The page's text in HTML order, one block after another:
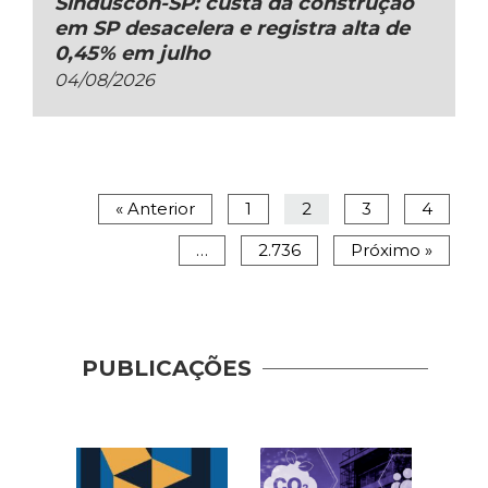
em SP desacelera e registra alta de
0,45% em julho
04/08/2026
« Anterior 1 2 3
4
…
2.736 Próximo »
PUBLICAÇÕES